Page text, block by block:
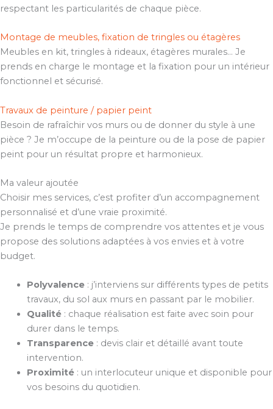
respectant les particularités de chaque pièce.
Montage de meubles, fixation de tringles ou étagères
Meubles en kit, tringles à rideaux, étagères murales… Je
prends en charge le montage et la fixation pour un intérieur
fonctionnel et sécurisé.
Travaux de peinture / papier peint
Besoin de rafraîchir vos murs ou de donner du style à une
pièce ? Je m’occupe de la peinture ou de la pose de papier
peint pour un résultat propre et harmonieux.
Ma valeur ajoutée
Choisir mes services, c’est profiter d’un accompagnement
personnalisé et d’une vraie proximité.
Je prends le temps de comprendre vos attentes et je vous
propose des solutions adaptées à vos envies et à votre
budget.
Polyvalence: j’interviens sur différents types de petits
travaux, du sol aux murs en passant par le mobilier.
Qualité: chaque réalisation est faite avec soin pour
durer dans le temps.
Transparence: devis clair et détaillé avant toute
intervention.
Proximité: un interlocuteur unique et disponible pour
vos besoins du quotidien.